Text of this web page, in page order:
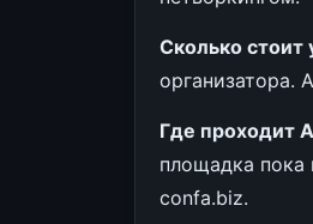
Сколько стоит
организатора.
Где проходит
площадка пока
confa.biz.